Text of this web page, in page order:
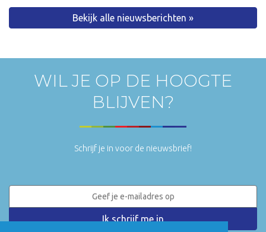
Bekijk alle nieuwsberichten »
WIL JE OP DE HOOGTE
BLIJVEN?
Schrijf je in voor de nieuwsbrief!